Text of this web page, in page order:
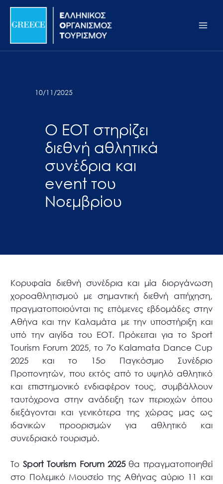
Σημείωση:
ιστότοπος
προσβασιμότητας.
Μετάβαση
περιεχόμενο
10/11/2025
Ο ΕΟΤ στηρίζει
διεθνή αθλητικά
συνέδρια και
event του
Νοεμβρίου
Κορυφαία διεθνή συνέδρια και μία διοργάνωση
χοροαθλητισμού με σημαντική διεθνή απήχηση,
πραγματοποιούνται τις επόμενες εβδομάδες στην
Αθήνα και την Καλαμάτα με την υποστήριξη και
υπό την αιγίδα του ΕΟΤ. Πρόκειται για το Sport
Tourism Forum 2025, το 7ο Kalamata Dance Cup
2025 και το 15ο Παγκόσμιο Συνέδριο
Προπονητών, που εκτός από το υψηλό αθλητικό
και επιστημονικό ενδιαφέρον τους, συμβάλλουν
ταυτόχρονα στην ανάδειξη των περιοχών όπου
διεξάγονται και γενικότερα της χώρας μας ως
ιδανικών προορισμών για αθλητικό και
συνεδριακό τουρισμό.
Το Sport Tourism Forum 2025θα πραγματοποιηθεί
στο Πολεμικό Μουσείο της Αθήνας αύριο 11 και